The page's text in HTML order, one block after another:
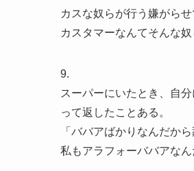
カスな奴らが行う嫌がら
カスタマーなんてそんな
9.
スーパーにいたとき、自
って返したことある。
「ババアばかりなんだか
私もアラフォーババアなん